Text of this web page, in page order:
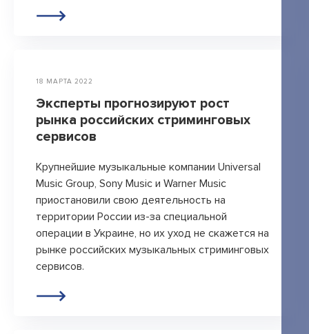
18 МАРТА 2022
Эксперты прогнозируют рост
рынка российских стриминговых
сервисов
Крупнейшие музыкальные компании Universal
Music Group, Sony Music и Warner Music
приостановили свою деятельность на
территории России из-за специальной
операции в Украине, но их уход не скажется на
рынке российских музыкальных стриминговых
сервисов.